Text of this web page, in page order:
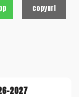
copyurl
2027